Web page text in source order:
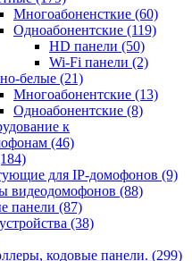
Многоабоненсткие (60)
Одноабонентские (119)
HD панели (50)
Wi-Fi панели (2)
белые (21)
Многоабонентские (13)
Одноабонентские (8)
к
(46)
для IP-домофонов (9)
видеодомофонов (88)
панели (87)
(38)
кодовые панели. (299)